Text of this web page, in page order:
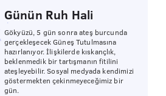
Günün Ruh Hali
Gökyüzü, 5 gün sonra ateş burcunda
gerçekleşecek Güneş Tutulmasına
hazırlanıyor. İlişkilerde kıskançlık,
beklenmedik bir tartışmanın fitilini
ateşleyebilir. Sosyal medyada kendimizi
göstermekten çekinmeyeceğimiz bir
gün.